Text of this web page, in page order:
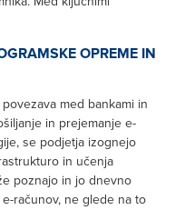
OPREME IN
med bankami in
in prejemanje e-
se podjetja izognejo
in učenja
poznajo in jo dnevno
računov, ne glede na to